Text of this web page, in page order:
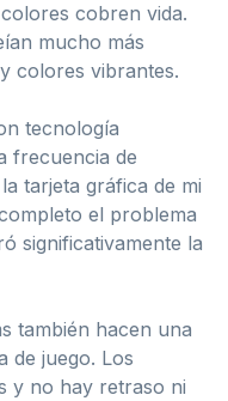
cobren vida.
mucho más
colores vibrantes.
tecnología
frecuencia de
tarjeta gráfica de mi
el problema
significativamente la
también hacen una
de juego. Los
y no hay retraso ni